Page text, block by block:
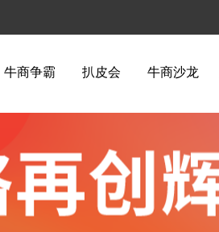
牛商争霸 扒皮会 牛商沙龙